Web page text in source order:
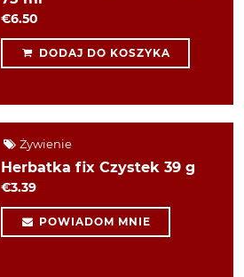
€6.50
DODAJ DO KOSZYKA
Żywienie
Herbatka fix Czystek 39 g
€3.39
POWIADOM MNIE